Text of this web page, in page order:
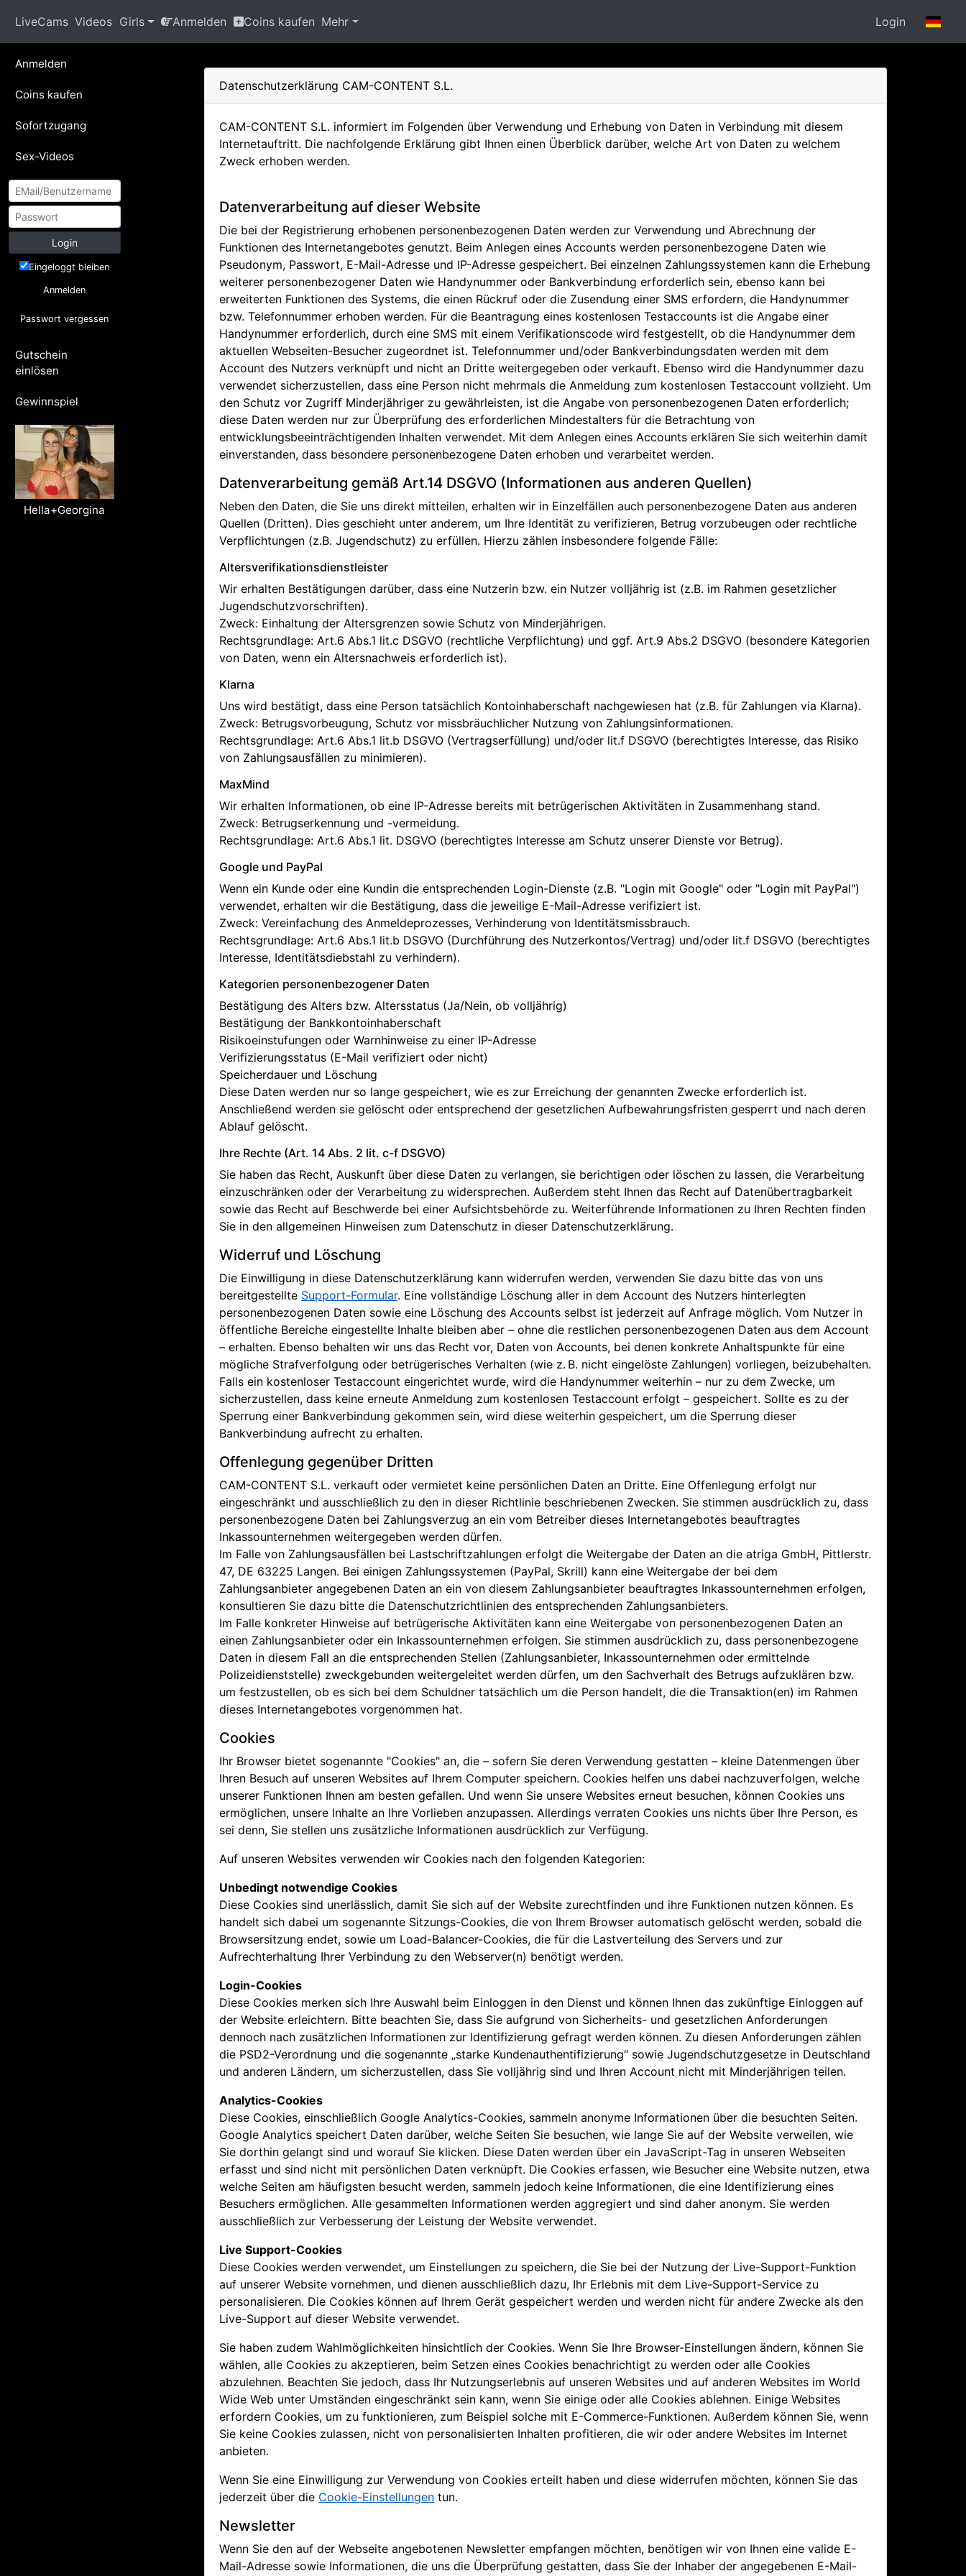
LiveCams Videos Girls Anmelden Coins kaufen Mehr Login
Anmelden
Coins kaufen
Sofortzugang
Sex-Videos
Login
Eingeloggt bleiben
Anmelden
Passwort vergessen
Gutschein
einlösen
Gewinnspiel
Hella+Georgina
Datenschutzerklärung CAM-CONTENT S.L.
CAM-CONTENT S.L. informiert im Folgenden über Verwendung und Erhebung von Daten in Verbindung mit diesem
Internetauftritt. Die nachfolgende Erklärung gibt Ihnen einen Überblick darüber, welche Art von Daten zu welchem
Zweck erhoben werden.
Datenverarbeitung auf dieser Website
Die bei der Registrierung erhobenen personenbezogenen Daten werden zur Verwendung und Abrechnung der
Funktionen des Internetangebotes genutzt. Beim Anlegen eines Accounts werden personenbezogene Daten wie
Pseudonym, Passwort, E-Mail-Adresse und IP-Adresse gespeichert. Bei einzelnen Zahlungssystemen kann die Erhebung
weiterer personenbezogener Daten wie Handynummer oder Bankverbindung erforderlich sein, ebenso kann bei
erweiterten Funktionen des Systems, die einen Rückruf oder die Zusendung einer SMS erfordern, die Handynummer
bzw. Telefonnummer erhoben werden. Für die Beantragung eines kostenlosen Testaccounts ist die Angabe einer
Handynummer erforderlich, durch eine SMS mit einem Verifikationscode wird festgestellt, ob die Handynummer dem
aktuellen Webseiten-Besucher zugeordnet ist. Telefonnummer und/oder Bankverbindungsdaten werden mit dem
Account des Nutzers verknüpft und nicht an Dritte weitergegeben oder verkauft. Ebenso wird die Handynummer dazu
verwendet sicherzustellen, dass eine Person nicht mehrmals die Anmeldung zum kostenlosen Testaccount vollzieht. Um
den Schutz vor Zugriff Minderjähriger zu gewährleisten, ist die Angabe von personenbezogenen Daten erforderlich;
diese Daten werden nur zur Überprüfung des erforderlichen Mindestalters für die Betrachtung von
entwicklungsbeeinträchtigenden Inhalten verwendet. Mit dem Anlegen eines Accounts erklären Sie sich weiterhin damit
einverstanden, dass besondere personenbezogene Daten erhoben und verarbeitet werden.
Datenverarbeitung gemäß Art.14 DSGVO (Informationen aus anderen Quellen)
Neben den Daten, die Sie uns direkt mitteilen, erhalten wir in Einzelfällen auch personenbezogene Daten aus anderen
Quellen (Dritten). Dies geschieht unter anderem, um Ihre Identität zu verifizieren, Betrug vorzubeugen oder rechtliche
Verpflichtungen (z.B. Jugendschutz) zu erfüllen. Hierzu zählen insbesondere folgende Fälle:
Altersverifikationsdienstleister
Wir erhalten Bestätigungen darüber, dass eine Nutzerin bzw. ein Nutzer volljährig ist (z.B. im Rahmen gesetzlicher
Jugendschutzvorschriften).
Zweck: Einhaltung der Altersgrenzen sowie Schutz von Minderjährigen.
Rechtsgrundlage: Art.6 Abs.1 lit.c DSGVO (rechtliche Verpflichtung) und ggf. Art.9 Abs.2 DSGVO (besondere Kategorien
von Daten, wenn ein Altersnachweis erforderlich ist).
Klarna
Uns wird bestätigt, dass eine Person tatsächlich Kontoinhaberschaft nachgewiesen hat (z.B. für Zahlungen via Klarna).
Zweck: Betrugsvorbeugung, Schutz vor missbräuchlicher Nutzung von Zahlungsinformationen.
Rechtsgrundlage: Art.6 Abs.1 lit.b DSGVO (Vertragserfüllung) und/oder lit.f DSGVO (berechtigtes Interesse, das Risiko
von Zahlungsausfällen zu minimieren).
MaxMind
Wir erhalten Informationen, ob eine IP-Adresse bereits mit betrügerischen Aktivitäten in Zusammenhang stand.
Zweck: Betrugserkennung und -vermeidung.
Rechtsgrundlage: Art.6 Abs.1 lit. DSGVO (berechtigtes Interesse am Schutz unserer Dienste vor Betrug).
Google und PayPal
Wenn ein Kunde oder eine Kundin die entsprechenden Login-Dienste (z.B. "Login mit Google" oder "Login mit PayPal")
verwendet, erhalten wir die Bestätigung, dass die jeweilige E-Mail-Adresse verifiziert ist.
Zweck: Vereinfachung des Anmeldeprozesses, Verhinderung von Identitätsmissbrauch.
Rechtsgrundlage: Art.6 Abs.1 lit.b DSGVO (Durchführung des Nutzerkontos/Vertrag) und/oder lit.f DSGVO (berechtigtes
Interesse, Identitätsdiebstahl zu verhindern).
Kategorien personenbezogener Daten
Bestätigung des Alters bzw. Altersstatus (Ja/Nein, ob volljährig)
Bestätigung der Bankkontoinhaberschaft
Risikoeinstufungen oder Warnhinweise zu einer IP-Adresse
Verifizierungsstatus (E-Mail verifiziert oder nicht)
Speicherdauer und Löschung
Diese Daten werden nur so lange gespeichert, wie es zur Erreichung der genannten Zwecke erforderlich ist.
Anschließend werden sie gelöscht oder entsprechend der gesetzlichen Aufbewahrungsfristen gesperrt und nach deren
Ablauf gelöscht.
Ihre Rechte (Art. 14 Abs. 2 lit. c-f DSGVO)
Sie haben das Recht, Auskunft über diese Daten zu verlangen, sie berichtigen oder löschen zu lassen, die Verarbeitung
einzuschränken oder der Verarbeitung zu widersprechen. Außerdem steht Ihnen das Recht auf Datenübertragbarkeit
sowie das Recht auf Beschwerde bei einer Aufsichtsbehörde zu. Weiterführende Informationen zu Ihren Rechten finden
Sie in den allgemeinen Hinweisen zum Datenschutz in dieser Datenschutzerklärung.
Widerruf und Löschung
Die Einwilligung in diese Datenschutzerklärung kann widerrufen werden, verwenden Sie dazu bitte das von uns
bereitgestellte Support-Formular. Eine vollständige Löschung aller in dem Account des Nutzers hinterlegten
personenbezogenen Daten sowie eine Löschung des Accounts selbst ist jederzeit auf Anfrage möglich. Vom Nutzer in
öffentliche Bereiche eingestellte Inhalte bleiben aber – ohne die restlichen personenbezogenen Daten aus dem Account
– erhalten. Ebenso behalten wir uns das Recht vor, Daten von Accounts, bei denen konkrete Anhaltspunkte für eine
mögliche Strafverfolgung oder betrügerisches Verhalten (wie z. B. nicht eingelöste Zahlungen) vorliegen, beizubehalten.
Falls ein kostenloser Testaccount eingerichtet wurde, wird die Handynummer weiterhin – nur zu dem Zwecke, um
sicherzustellen, dass keine erneute Anmeldung zum kostenlosen Testaccount erfolgt – gespeichert. Sollte es zu der
Sperrung einer Bankverbindung gekommen sein, wird diese weiterhin gespeichert, um die Sperrung dieser
Bankverbindung aufrecht zu erhalten.
Offenlegung gegenüber Dritten
CAM-CONTENT S.L. verkauft oder vermietet keine persönlichen Daten an Dritte. Eine Offenlegung erfolgt nur
eingeschränkt und ausschließlich zu den in dieser Richtlinie beschriebenen Zwecken. Sie stimmen ausdrücklich zu, dass
personenbezogene Daten bei Zahlungsverzug an ein vom Betreiber dieses Internetangebotes beauftragtes
Inkassounternehmen weitergegeben werden dürfen.
Im Falle von Zahlungsausfällen bei Lastschriftzahlungen erfolgt die Weitergabe der Daten an die atriga GmbH, Pittlerstr.
47, DE 63225 Langen. Bei einigen Zahlungssystemen (PayPal, Skrill) kann eine Weitergabe der bei dem
Zahlungsanbieter angegebenen Daten an ein von diesem Zahlungsanbieter beauftragtes Inkassounternehmen erfolgen,
konsultieren Sie dazu bitte die Datenschutzrichtlinien des entsprechenden Zahlungsanbieters.
Im Falle konkreter Hinweise auf betrügerische Aktivitäten kann eine Weitergabe von personenbezogenen Daten an
einen Zahlungsanbieter oder ein Inkassounternehmen erfolgen. Sie stimmen ausdrücklich zu, dass personenbezogene
Daten in diesem Fall an die entsprechenden Stellen (Zahlungsanbieter, Inkassounternehmen oder ermittelnde
Polizeidienststelle) zweckgebunden weitergeleitet werden dürfen, um den Sachverhalt des Betrugs aufzuklären bzw.
um festzustellen, ob es sich bei dem Schuldner tatsächlich um die Person handelt, die die Transaktion(en) im Rahmen
dieses Internetangebotes vorgenommen hat.
Cookies
Ihr Browser bietet sogenannte "Cookies" an, die – sofern Sie deren Verwendung gestatten – kleine Datenmengen über
Ihren Besuch auf unseren Websites auf Ihrem Computer speichern. Cookies helfen uns dabei nachzuverfolgen, welche
unserer Funktionen Ihnen am besten gefallen. Und wenn Sie unsere Websites erneut besuchen, können Cookies uns
ermöglichen, unsere Inhalte an Ihre Vorlieben anzupassen. Allerdings verraten Cookies uns nichts über Ihre Person, es
sei denn, Sie stellen uns zusätzliche Informationen ausdrücklich zur Verfügung.
Auf unseren Websites verwenden wir Cookies nach den folgenden Kategorien:
Unbedingt notwendige Cookies
Diese Cookies sind unerlässlich, damit Sie sich auf der Website zurechtfinden und ihre Funktionen nutzen können. Es
handelt sich dabei um sogenannte Sitzungs-Cookies, die von Ihrem Browser automatisch gelöscht werden, sobald die
Browsersitzung endet, sowie um Load-Balancer-Cookies, die für die Lastverteilung des Servers und zur
Aufrechterhaltung Ihrer Verbindung zu den Webserver(n) benötigt werden.
Login-Cookies
Diese Cookies merken sich Ihre Auswahl beim Einloggen in den Dienst und können Ihnen das zukünftige Einloggen auf
der Website erleichtern. Bitte beachten Sie, dass Sie aufgrund von Sicherheits- und gesetzlichen Anforderungen
dennoch nach zusätzlichen Informationen zur Identifizierung gefragt werden können. Zu diesen Anforderungen zählen
die PSD2-Verordnung und die sogenannte „starke Kundenauthentifizierung“ sowie Jugendschutzgesetze in Deutschland
und anderen Ländern, um sicherzustellen, dass Sie volljährig sind und Ihren Account nicht mit Minderjährigen teilen.
Analytics-Cookies
Diese Cookies, einschließlich Google Analytics-Cookies, sammeln anonyme Informationen über die besuchten Seiten.
Google Analytics speichert Daten darüber, welche Seiten Sie besuchen, wie lange Sie auf der Website verweilen, wie
Sie dorthin gelangt sind und worauf Sie klicken. Diese Daten werden über ein JavaScript-Tag in unseren Webseiten
erfasst und sind nicht mit persönlichen Daten verknüpft. Die Cookies erfassen, wie Besucher eine Website nutzen, etwa
welche Seiten am häufigsten besucht werden, sammeln jedoch keine Informationen, die eine Identifizierung eines
Besuchers ermöglichen. Alle gesammelten Informationen werden aggregiert und sind daher anonym. Sie werden
ausschließlich zur Verbesserung der Leistung der Website verwendet.
Live Support-Cookies
Diese Cookies werden verwendet, um Einstellungen zu speichern, die Sie bei der Nutzung der Live-Support-Funktion
auf unserer Website vornehmen, und dienen ausschließlich dazu, Ihr Erlebnis mit dem Live-Support-Service zu
personalisieren. Die Cookies können auf Ihrem Gerät gespeichert werden und werden nicht für andere Zwecke als den
Live-Support auf dieser Website verwendet.
Sie haben zudem Wahlmöglichkeiten hinsichtlich der Cookies. Wenn Sie Ihre Browser-Einstellungen ändern, können Sie
wählen, alle Cookies zu akzeptieren, beim Setzen eines Cookies benachrichtigt zu werden oder alle Cookies
abzulehnen. Beachten Sie jedoch, dass Ihr Nutzungserlebnis auf unseren Websites und auf anderen Websites im World
Wide Web unter Umständen eingeschränkt sein kann, wenn Sie einige oder alle Cookies ablehnen. Einige Websites
erfordern Cookies, um zu funktionieren, zum Beispiel solche mit E-Commerce-Funktionen. Außerdem können Sie, wenn
Sie keine Cookies zulassen, nicht von personalisierten Inhalten profitieren, die wir oder andere Websites im Internet
anbieten.
Wenn Sie eine Einwilligung zur Verwendung von Cookies erteilt haben und diese widerrufen möchten, können Sie das
jederzeit über die Cookie-Einstellungen tun.
Newsletter
Wenn Sie den auf der Webseite angebotenen Newsletter empfangen möchten, benötigen wir von Ihnen eine valide E-
Mail-Adresse sowie Informationen, die uns die Überprüfung gestatten, dass Sie der Inhaber der angegebenen E-Mail-